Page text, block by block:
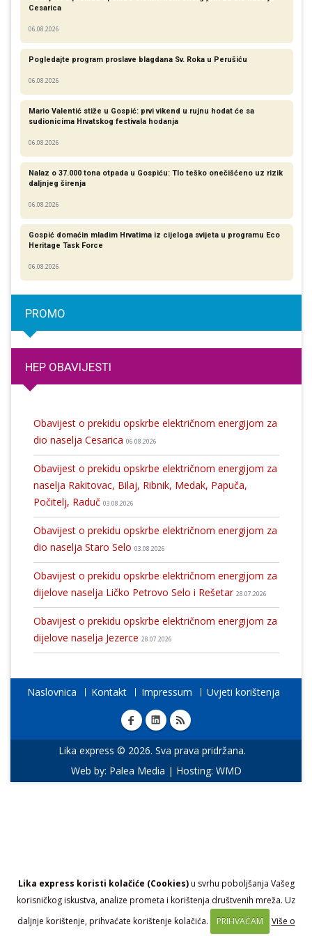
Lika express koristi kolačiće (Cookies)u svrhu poboljšanja Vašeg
korisničkog iskustva, analize prometa i korištenja društvenih mreža. Uz
daljnje korištenje, prihvaćate korištenje kolačića.
PRIHVAĆAM Više o
Cesarica
06.08.2026
Pogledajte program proslave blagdana Sv. Roka u Perušiću
06.08.2026
Mario Valentić stiže u Gospić: prvi vikend u rujnu hodat će sa
sudionicima Hrvatskog festivala hodanja
06.08.2026
Nalaz o 37.000 tona otpada u Gospiću: Tlo teško onečišćeno uz rizik
daljnjeg širenja
06.08.2026
Gospić domaćin mladim Hrvatima iz cijeloga svijeta u programu Eco
Heritage Task Force
06.08.2026
PROMO
HEP OBAVIJESTI
Obavijest o prekidu opskrbe električnom energijom za
dio naselja Cesarica 06.08.2026
Obavijest o prekidu opskrbe električnom energijom za
naselja Rakitovac, Bilaj, Ribnik, Medak, Papuča,
Počitelj, Raduč 03.08.2026
Obavijest o prekidu opskrbe električnom energijom za
dio naselja Staro Selo 03.08.2026
Obavijest o prekidu opskrbe električnom energijom za
dijelove naselja Ličko Petrovo Selo i Rešetar 28.07.2026
Obavijest o prekidu opskrbe električnom energijom za
dijelove naselja Jezerce 28.07.2026
Naslovnica Kontakt Impressum Uvjeti korištenja
Lika express © 2026. Sva prava pridržana.
Web by: Palea Media | Hosting: WMD